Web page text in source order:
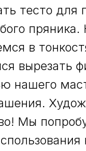
тесто
пряника.
в
вырезать
нашего
Мы